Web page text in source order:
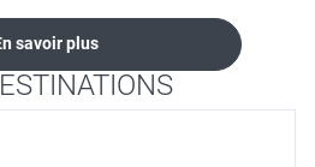
savoir plus